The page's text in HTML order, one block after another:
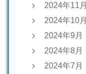
2024年11月
2024年10月
2024年9月
2024年8月
2024年7月